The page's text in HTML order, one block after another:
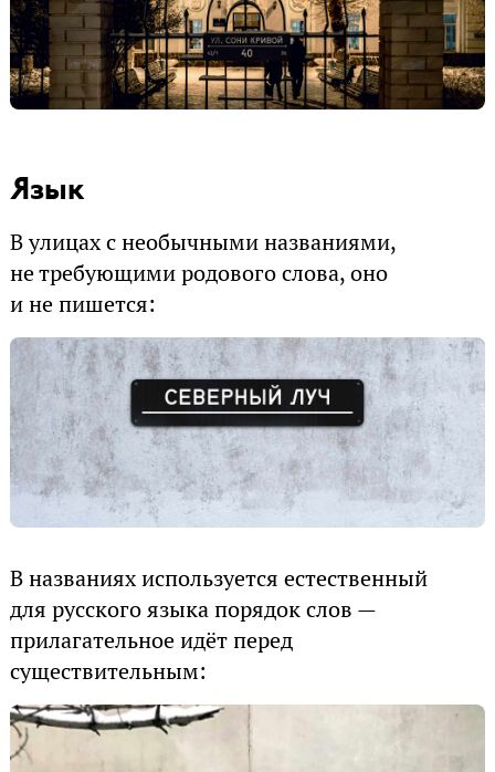
Язык
В улицах с необычными названиями,
не требующими родового слова, оно
и не пишется:
В названиях используется естественный
для русского языка порядок слов —
прилагательное идёт перед
существительным: